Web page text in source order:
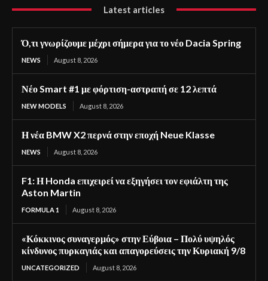
Latest articles
Ό,τι γνωρίζουμε μέχρι σήμερα για το νέο Dacia Spring
NEWS August 8, 2026
Νέο Smart #1 με φόρτιση-αστραπή σε 12 λεπτά
NEW MODELS August 8, 2026
Η νέα BMW X2 περνά στην εποχή Neue Klasse
NEWS August 8, 2026
F1: Η Honda επιχειρεί να εξηγήσει τον εφιάλτη της
Aston Martin
FORMULA 1 August 8, 2026
«Κόκκινος συναγερμός» στην Εύβοια – Πολύ υψηλός
κίνδυνος πυρκαγιάς και απαγορεύσεις την Κυριακή 9/8
UNCATEGORIZED August 8, 2026